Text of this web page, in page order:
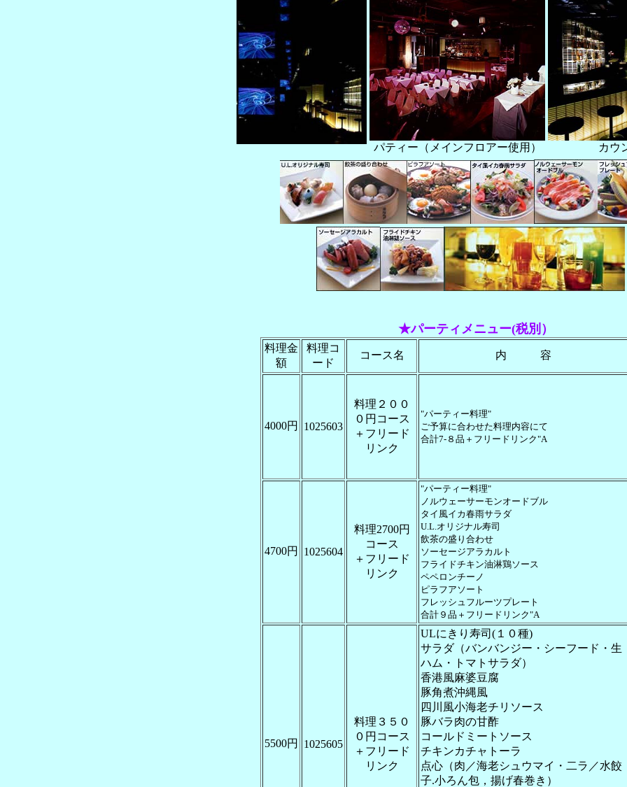
パティー（メインフロアー使用） カウ
★パーティメニュー(税別）
料理金
額
料理コ
ード
コース名 内 容
4000円 1025603
料理２００
０円コース
＋フリード
リンク
"パーティー料理"
ご予算に合わせた料理内容にて
合計7-８品＋フリードリンク"A
4700円 1025604
料理2700円
コース
＋フリード
リンク
"パーティー料理"
ノルウェーサーモンオードブル
タイ風イカ春雨サラダ
U.L.オリジナル寿司
飲茶の盛り合わせ
ソーセージアラカルト
フライドチキン油淋鶏ソース
ペペロンチーノ
ピラフアソート
フレッシュフルーツプレート
合計９品＋フリードリンク"A
5500円 1025605
料理３５０
０円コース
＋フリード
リンク
ULにきり寿司(１０種)
サラダ（バンバンジー・シーフード・生
ハム・トマトサラダ）
香港風麻婆豆腐
豚角煮沖縄風
四川風小海老チリソース
豚バラ肉の甘酢
コールドミートソース
チキンカチャトーラ
点心（肉／海老シュウマイ・二ラ／水餃
子.小ろん包，揚げ春巻き）